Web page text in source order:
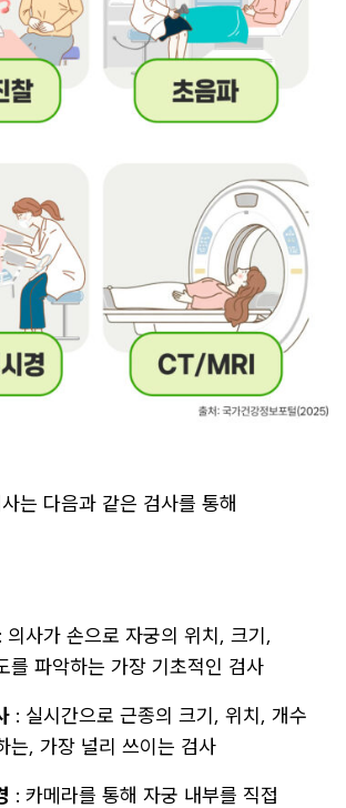
는 다음과 같은 검사를 통해
사가 손으로 자궁의 위치, 크기,
를 파악하는 가장 기초적인 검사
: 실시간으로 근종의 크기, 위치, 개수
는, 가장 널리 쓰이는 검사
: 카메라를 통해 자궁 내부를 직접